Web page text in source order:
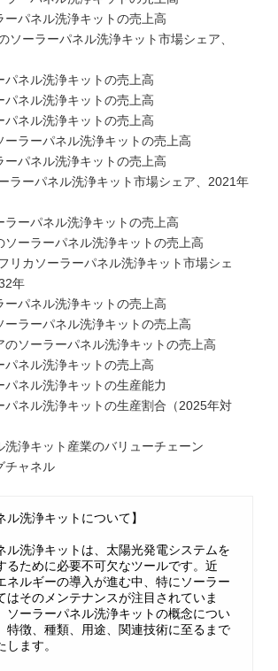
ーパネル洗浄キットの売上高
ソーラーパネル洗浄キット市場シェア、
パネル洗浄キットの売上高
パネル洗浄キットの売上高
パネル洗浄キットの売上高
ーラーパネル洗浄キットの売上高
ーパネル洗浄キットの売上高
ラーパネル洗浄キット市場シェア、2021年
ラーパネル洗浄キットの売上高
ソーラーパネル洗浄キットの売上高
リカソーラーパネル洗浄キット市場シェ
年
ーパネル洗浄キットの売上高
ーラーパネル洗浄キットの売上高
のソーラーパネル洗浄キットの売上高
パネル洗浄キットの売上高
パネル洗浄キットの生産能力
パネル洗浄キットの生産割合（2025年対
洗浄キット産業のバリューチェーン
チャネル
ル洗浄キットについて】
ル洗浄キットは、太陽光発電システムを
るために必要不可欠なツールです。近
ネルギーの導入が進む中、特にソーラー
はそのメンテナンスが注目されていま
ソーラーパネル洗浄キットの概念につい
特徴、種類、用途、関連技術に至るまで
ます。